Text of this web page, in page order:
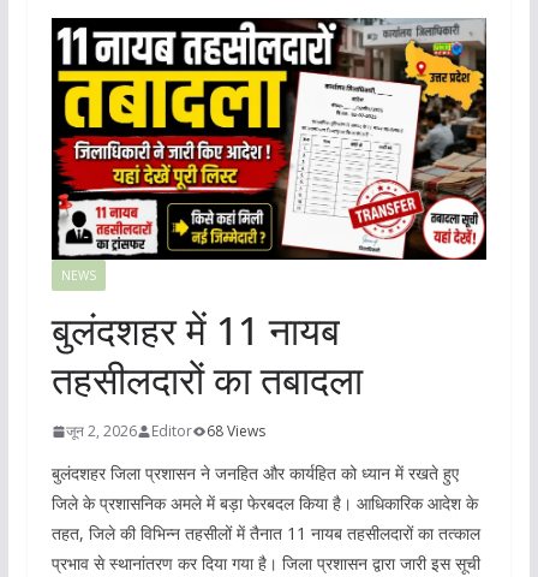
NEWS
बुलंदशहर में 11 नायब
तहसीलदारों का तबादला
जून 2, 2026 Editor 68 Views
बुलंदशहर जिला प्रशासन ने जनहित और कार्यहित को ध्यान में रखते हुए
जिले के प्रशासनिक अमले में बड़ा फेरबदल किया है। आधिकारिक आदेश के
तहत, जिले की विभिन्न तहसीलों में तैनात 11 नायब तहसीलदारों का तत्काल
प्रभाव से स्थानांतरण कर दिया गया है। जिला प्रशासन द्वारा जारी इस सूची